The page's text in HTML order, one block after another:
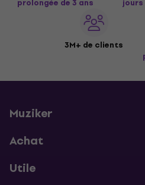
prolongée de 3 ans
jours
3M+ de clients
Muziker
Achat
Utile